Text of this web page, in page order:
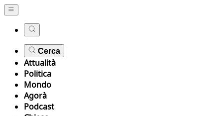
Cerca
Attualità
Politica
Mondo
Agorà
Podcast